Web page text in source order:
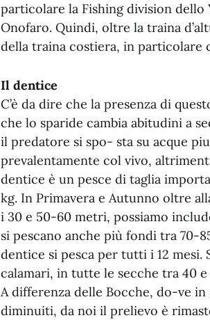
particolare la Fishing division
Onofaro. Quindi, oltre la traina
della traina costiera, in particolare
Il dentice
C’è da dire che la presenza di
che lo sparide cambia abitudini a
il predatore si spo- sta su acque
prevalentamente col vivo,
dentice è un pesce di taglia
kg. In Primavera e Autunno oltre
i 30 e 50-60 metri, possiamo
si pescano anche più fondi tra 70-
dentice si pesca per tutti i 12 mesi.
calamari, in tutte le secche tra 40
A differenza delle Bocche, do-ve
diminuiti, da noi il prelievo è